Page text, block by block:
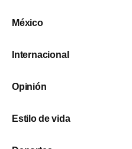
México
Internacional
Opinión
Estilo de vida